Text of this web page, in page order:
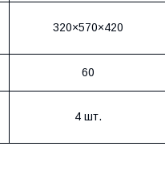
320×570×420
60
4 шт.